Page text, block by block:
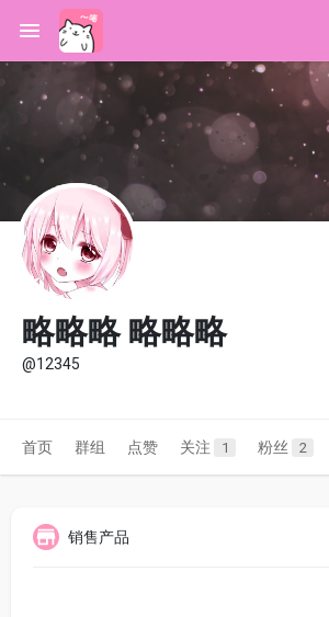
略略略 略略略
@12345
首页 群组 点赞 关注 1 粉丝 2
销售产品